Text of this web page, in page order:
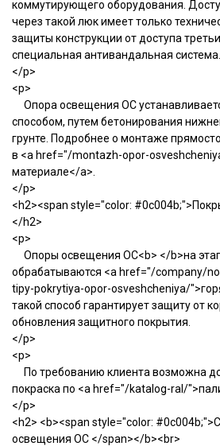
коммутирующего оборудования.
через такой люк имеет только
защиты конструкции от доступа
специальная антивандальная система.
</p>
<p>
Опора освещения ОС
способом, путем бетонирования
грунте. Подробнее о монтаже
в <a href="/montazh-opor-
материале</a>.
</p>
<h2><span style="color:
</h2>
<p>
Опоры освещения ОС<b> </b>на
обрабатываются <a href="/company/
tipy-pokrytiya-opor-osveshcheniya/
такой способ гарантирует защиту от
обновления защитного покрытия.
</p>
<p>
По требованию клиента возможна
покраска по <a href="/katalog-ral/
</p>
<h2> <b><span style="color:
освещения ОС </span></b><br>